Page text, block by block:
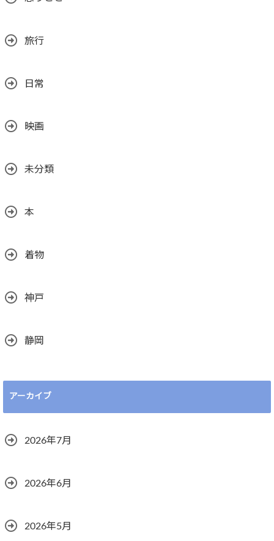
旅行
日常
映画
未分類
本
着物
神戸
静岡
アーカイブ
2026年7月
2026年6月
2026年5月